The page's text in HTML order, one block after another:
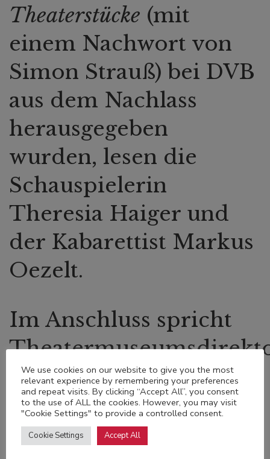
Theaterstücke (mit
einem Nachwort von
Simon Strauß) bei DVB
aus dem Nachlass
herausgegeben
wurden, lesen die
Schauspielerin
Theresia Haiger und
der Kabarettist Markus
Oezelt.
Im Anschluss spricht
Franz Pichorner mit
unserem Verleger
Albert Eibl über die
We use cookies on our website to give you the most
relevant experience by remembering your preferences
and repeat visits. By clicking “Accept All”, you consent
to the use of ALL the cookies. However, you may visit
"Cookie Settings" to provide a controlled consent.
Cookie Settings Accept All